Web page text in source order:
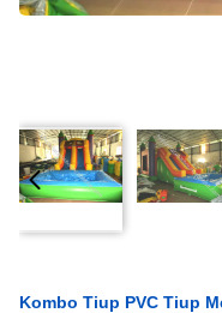
Kombo Tiup PVC Tiup